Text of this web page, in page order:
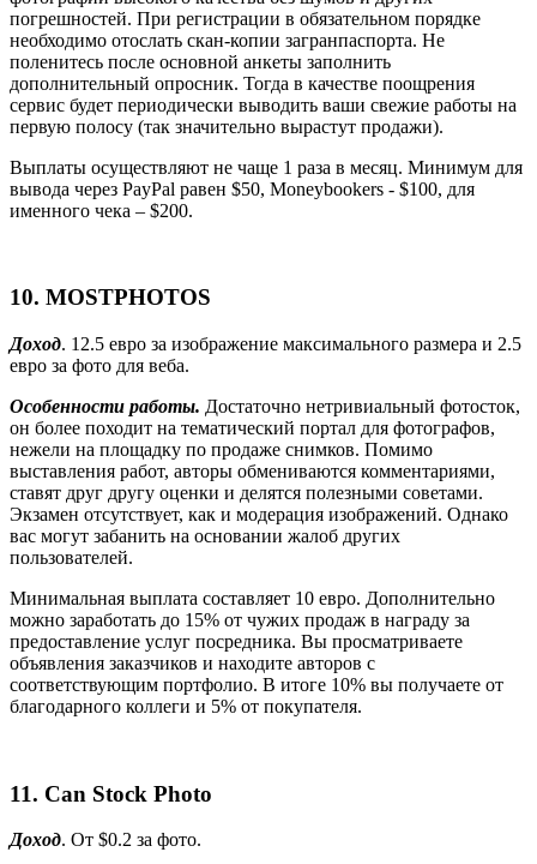
погрешностей. При регистрации в обязательном порядке
необходимо отослать скан-копии загранпаспорта. Не
поленитесь после основной анкеты заполнить
дополнительный опросник. Тогда в качестве поощрения
сервис будет периодически выводить ваши свежие работы на
первую полосу (так значительно вырастут продажи).
Выплаты осуществляют не чаще 1 раза в месяц. Минимум для
вывода через PayPal равен $50, Moneybookers - $100, для
именного чека – $200.
10. MOSTPHOTOS
Доход. 12.5 евро за изображение максимального размера и 2.5
евро за фото для веба.
Особенности работы. Достаточно нетривиальный фотосток,
он более походит на тематический портал для фотографов,
нежели на площадку по продаже снимков. Помимо
выставления работ, авторы обмениваются комментариями,
ставят друг другу оценки и делятся полезными советами.
Экзамен отсутствует, как и модерация изображений. Однако
вас могут забанить на основании жалоб других
пользователей.
Минимальная выплата составляет 10 евро. Дополнительно
можно заработать до 15% от чужих продаж в награду за
предоставление услуг посредника. Вы просматриваете
объявления заказчиков и находите авторов с
соответствующим портфолио. В итоге 10% вы получаете от
благодарного коллеги и 5% от покупателя.
11. Can Stock Photo
Доход. От $0.2 за фото.